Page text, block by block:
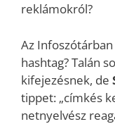
reklámokról?
Az
hashtag? Talán
kifejezésnek, de
tippet: „címkés
netnyelvész